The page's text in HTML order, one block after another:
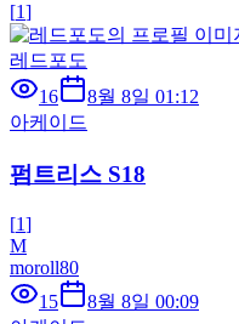
[1]
레드포도
16
8월 8일 01:12
아케이드
펌트리스 S18
[1]
M
moroll80
15
8월 8일 00:09